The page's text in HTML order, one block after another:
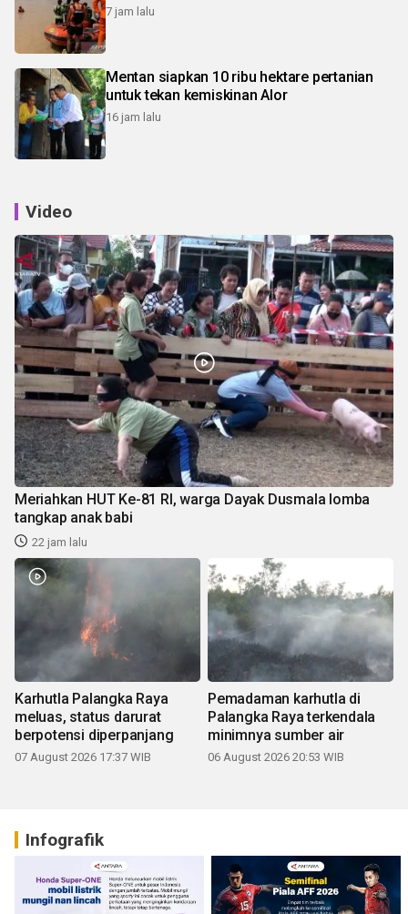
7 jam lalu
Mentan siapkan 10 ribu hektare pertanian
untuk tekan kemiskinan Alor
16 jam lalu
Video
Meriahkan HUT Ke-81 RI, warga Dayak Dusmala lomba
tangkap anak babi
22 jam lalu
Karhutla Palangka Raya
meluas, status darurat
berpotensi diperpanjang
07 August 2026 17:37 WIB
Pemadaman karhutla di
Palangka Raya terkendala
minimnya sumber air
06 August 2026 20:53 WIB
Infografik